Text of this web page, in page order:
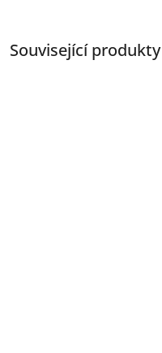
Související produkty